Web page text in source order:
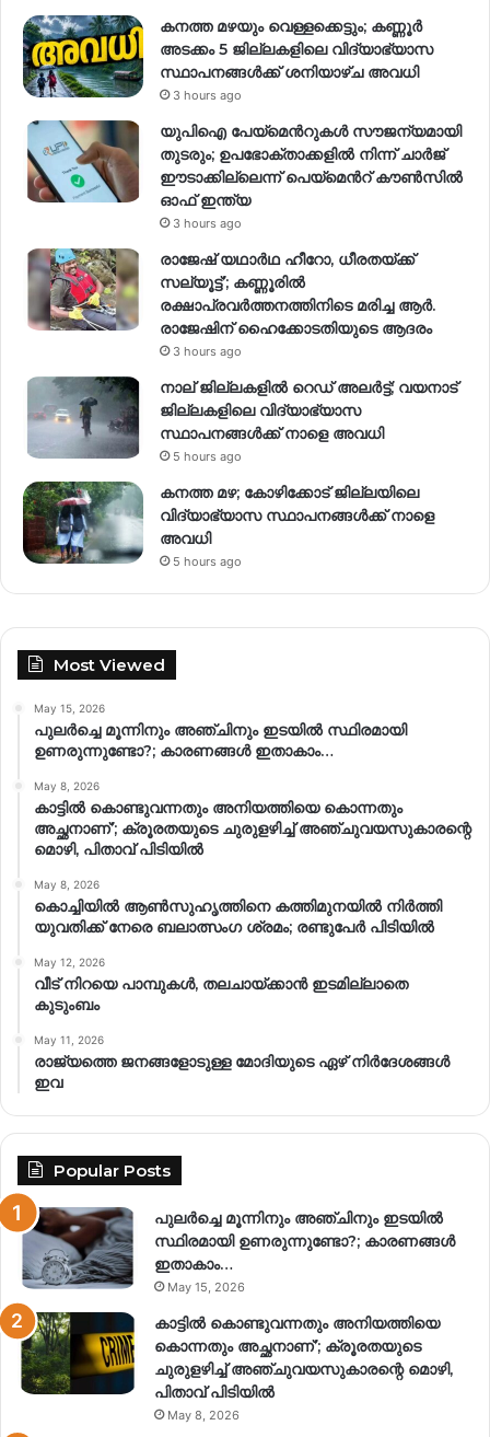
കനത്ത മഴയും വെള്ളക്കെട്ടും; കണ്ണൂർ
അടക്കം 5 ജില്ലകളിലെ വിദ്യാഭ്യാസ
സ്ഥാപനങ്ങള്‍ക്ക് ശനിയാഴ്ച അവധി
3 hours ago
യുപിഐ പേയ്മെന്‍റുകൾ സൗജന്യമായി
തുടരും; ഉപഭോക്താക്കളിൽ നിന്ന് ചാർജ്
ഈടാക്കില്ലെന്ന് പെയ്മെന്‍റ് കൗൺസിൽ
ഓഫ് ഇന്ത്യ
3 hours ago
രാജേഷ് യഥാര്‍ഥ ഹീറോ, ധീരതയ്ക്ക്
സല്യൂട്ട്’; കണ്ണൂരിൽ
രക്ഷാപ്രവര്‍ത്തനത്തിനിടെ മരിച്ച ആര്‍.
രാജേഷിന് ഹൈക്കോടതിയുടെ ആദരം
3 hours ago
നാല് ജില്ലകളിൽ റെഡ് അലർട്ട്; വയനാട്
ജില്ലകളിലെ വിദ്യാഭ്യാസ
സ്ഥാപനങ്ങൾക്ക് നാളെ അവധി
5 hours ago
കനത്ത മഴ; കോഴിക്കോട് ജില്ലയിലെ
വിദ്യാഭ്യാസ സ്ഥാപനങ്ങൾക്ക് നാളെ
അവധി
5 hours ago
Most Viewed
May 15, 2026
പുലർച്ചെ മൂന്നിനും അഞ്ചിനും ഇടയിൽ സ്ഥിരമായി
ഉണരുന്നുണ്ടോ?; കാരണങ്ങള്‍ ഇതാകാം…
May 8, 2026
കാട്ടിൽ കൊണ്ടുവന്നതും അനിയത്തിയെ കൊന്നതും
അച്ഛനാണ്’; ക്രൂരതയുടെ ചുരുളഴിച്ച് അഞ്ചുവയസുകാരന്റെ
മൊഴി, പിതാവ് പിടിയിൽ
May 8, 2026
കൊച്ചിയിൽ ആൺസുഹൃത്തിനെ കത്തിമുനയിൽ നിർത്തി
യുവതിക്ക് നേരെ ബലാത്സംഗ​ ശ്രമം; രണ്ടുപേർ പിടിയിൽ
May 12, 2026
വീട് നിറയെ പാമ്പുകൾ, തലചായ്ക്കാൻ ഇടമില്ലാതെ
കുടുംബം
May 11, 2026
രാജ്യത്തെ ജനങ്ങളോടുള്ള മോദിയുടെ ഏഴ് നിര്‍ദേശങ്ങള്‍
ഇവ
Popular Posts
പുലർച്ചെ മൂന്നിനും അഞ്ചിനും ഇടയിൽ
സ്ഥിരമായി ഉണരുന്നുണ്ടോ?; കാരണങ്ങള്‍
ഇതാകാം…
May 15, 2026
കാട്ടിൽ കൊണ്ടുവന്നതും അനിയത്തിയെ
കൊന്നതും അച്ഛനാണ്’; ക്രൂരതയുടെ
ചുരുളഴിച്ച് അഞ്ചുവയസുകാരന്റെ മൊഴി,
പിതാവ് പിടിയിൽ
May 8, 2026